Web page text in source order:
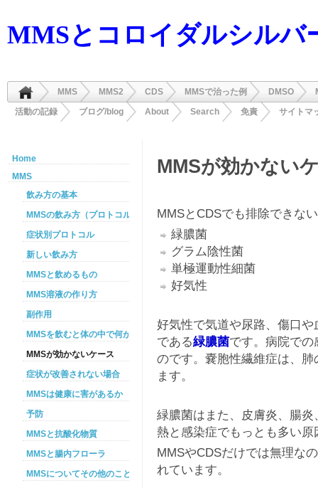
MMSとコロイダルシルバ
MMS MMS2 CDS MMSで治った例 DMSO
活動の記録
ブログ/blog About Search 免責 サイトマ
MMSが効かない
MMSとCDSでも排除できな
緑膿菌
グラム陰性菌
単極運動性細菌
好気性
好気性で気道や尿路、傷口
である緑膿菌です。病院で
のです。嚢胞性繊維症は、
ます。
緑膿菌はまた、皮膚炎、腸
熱と感染症でもっとも多い
MMSやCDSだけでは無理な
れています。
Home
MMS
飲み方の基本
MMSの飲み方（プロトコル）
症状別プロトコル
新しい飲み方
MMSと飲めるもの
MMS溶液の作り方
副作用
MMSを飲むと体の中で何が起こるか
MMSが効かないケース
症状が改善されない場合
MMSは健康に害があるか
予防
MMSと抗酸化物質
MMSと腸内フローラ
MMSについてその他のこと